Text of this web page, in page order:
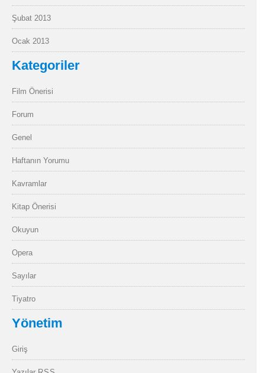
Şubat 2013
Ocak 2013
Kategoriler
Film Önerisi
Forum
Genel
Haftanın Yorumu
Kavramlar
Kitap Önerisi
Okuyun
Opera
Sayılar
Tiyatro
Yönetim
Giriş